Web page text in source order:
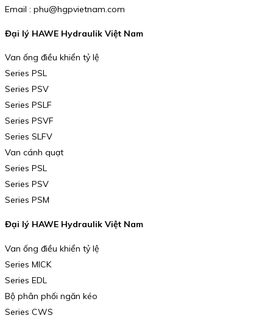
Email : phu@hgpvietnam.com
Đại lý HAWE Hydraulik Việt Nam
Van ống điều khiển tỷ lệ
Series PSL
Series PSV
Series PSLF
Series PSVF
Series SLFV
Van cánh quạt
Series PSL
Series PSV
Series PSM
Đại lý HAWE Hydraulik Việt Nam
Van ống điều khiển tỷ lệ
Series MICK
Series EDL
Bộ phân phối ngăn kéo
Series CWS